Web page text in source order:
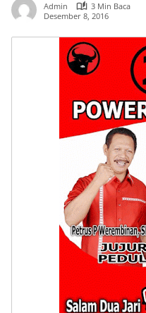
Admin
3 Min Baca
Desember 8, 2016